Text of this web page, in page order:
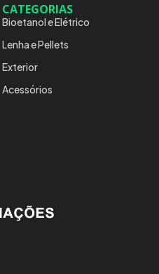
CATEGORIAS
Bioetanol e Elétrico
Lenha e Pellets
Exterior
Acessórios